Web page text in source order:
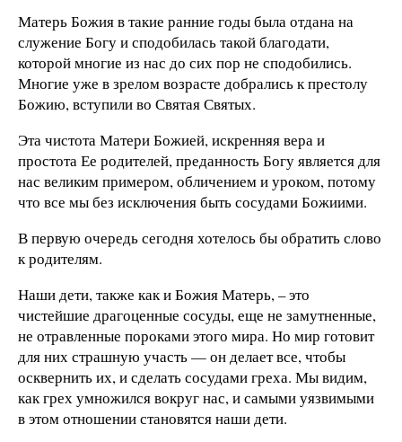
Матерь Божия в такие ранние годы была отдана на
служение Богу и сподобилась такой благодати,
которой многие из нас до сих пор не сподобились.
Многие уже в зрелом возрасте добрались к престолу
Божию, вступили во Святая Святых.
Эта чистота Матери Божией, искренняя вера и
простота Ее родителей, преданность Богу является для
нас великим примером, обличением и уроком, потому
что все мы без исключения быть сосудами Божиими.
В первую очередь сегодня хотелось бы обратить слово
к родителям.
Наши дети, также как и Божия Матерь, – это
чистейшие драгоценные сосуды, еще не замутненные,
не отравленные пороками этого мира. Но мир готовит
для них страшную участь — он делает все, чтобы
осквернить их, и сделать сосудами греха. Мы видим,
как грех умножился вокруг нас, и самыми уязвимыми
в этом отношении становятся наши дети.